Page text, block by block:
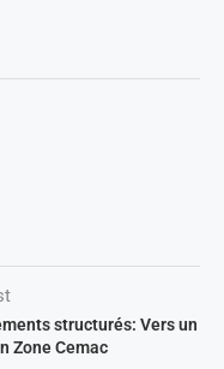
structurés: Vers un
Zone Cemac